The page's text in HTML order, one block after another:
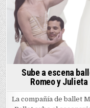
Sube a escena
Romeo y Julieta
La compañía de ballet